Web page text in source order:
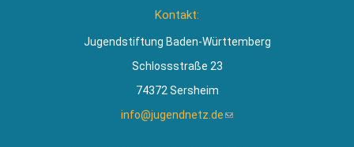
Kontakt:
Jugendstiftung Baden-Württemberg
Schlossstraße 23
74372 Sersheim
info@jugendnetz.de(Link